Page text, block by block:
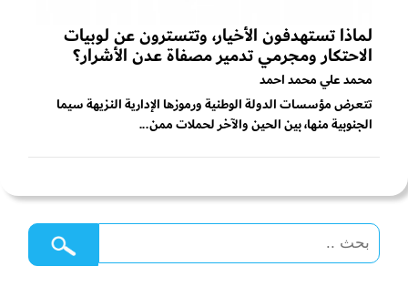
لماذا تستهدفون الأخيار، وتتسترون عن لوبيات
الاحتكار ومجرمي تدمير مصفاة عدن الأشرار؟
محمد علي محمد احمد
تتعرض مؤسسات الدولة الوطنية ورموزها الإدارية النزيهة سيما
الجنوبية منها، بين الحين والآخر لحملات ممن...